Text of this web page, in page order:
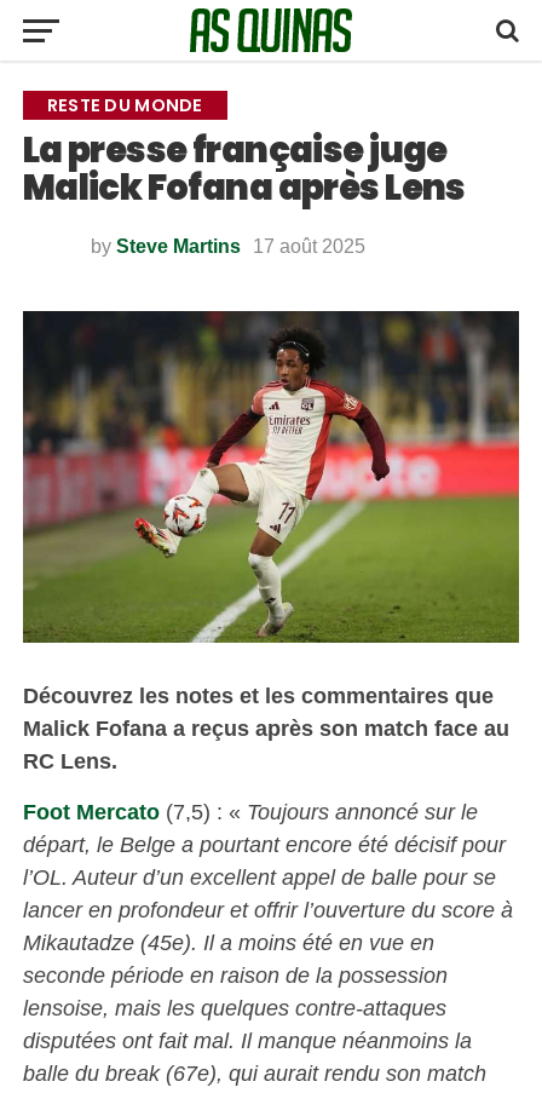
RESTE DU MONDE
La presse française juge
Malick Fofana après Lens
by Steve Martins 17 août 2025
Découvrez les notes et les commentaires que
Malick Fofana a reçus après son match face au
RC Lens.
Foot Mercato(7,5) : « Toujours annoncé sur le
départ, le Belge a pourtant encore été décisif pour
l’OL. Auteur d’un excellent appel de balle pour se
lancer en profondeur et offrir l’ouverture du score à
Mikautadze (45e). Il a moins été en vue en
seconde période en raison de la possession
lensoise, mais les quelques contre-attaques
disputées ont fait mal. Il manque néanmoins la
balle du break (67e), qui aurait rendu son match